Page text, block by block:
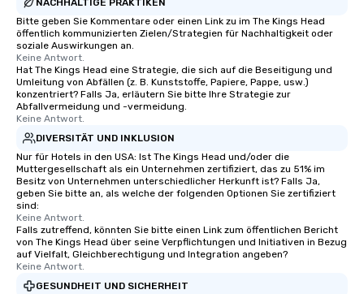
Tennessee and
Bitte geben Sie Kommentare oder einen Link zu im The Kings Head
öffentlich kommunizierten Zielen/Strategien für Nachhaltigkeit oder
soziale Auswirkungen an.
Keine Antwort.
Hat The Kings Head eine Strategie, die sich auf die Beseitigung und
Umleitung von Abfällen (z. B. Kunststoffe, Papiere, Pappe, usw.)
konzentriert? Falls Ja, erläutern Sie bitte Ihre Strategie zur
Abfallvermeidung und -vermeidung.
Keine Antwort.
DIVERSITÄT UND INKLUSION
Nur für Hotels in den USA: Ist The Kings Head und/oder die
Muttergesellschaft als ein Unternehmen zertifiziert, das zu 51% im
Besitz von Unternehmen unterschiedlicher Herkunft ist? Falls Ja,
geben Sie bitte an, als welche der folgenden Optionen Sie zertifiziert
sind:
Keine Antwort.
Falls zutreffend, könnten Sie bitte einen Link zum öffentlichen Bericht
von The Kings Head über seine Verpflichtungen und Initiativen in Bezug
auf Vielfalt, Gleichberechtigung und Integration angeben?
Keine Antwort.
GESUNDHEIT UND SICHERHEIT